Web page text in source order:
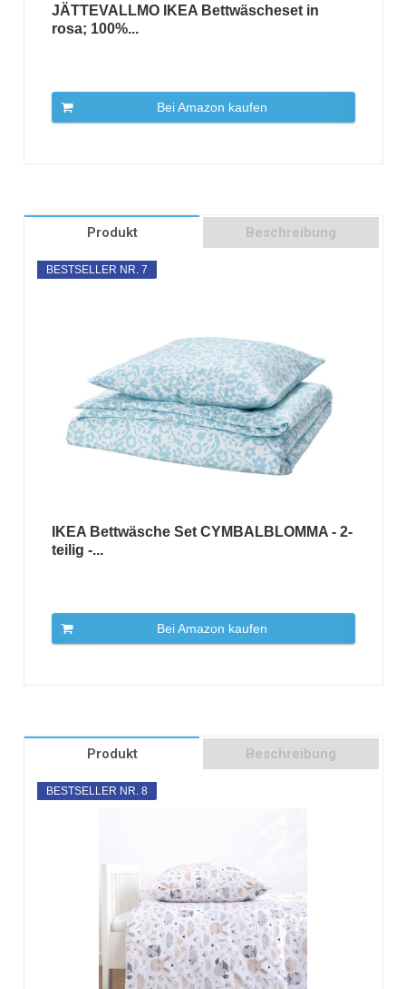
JÄTTEVALLMO IKEA Bettwäscheset in
rosa; 100%...
Bei Amazon kaufen
Produkt Beschreibung
BESTSELLER NR. 7
IKEA Bettwäsche Set CYMBALBLOMMA - 2-
teilig -...
Bei Amazon kaufen
Produkt Beschreibung
BESTSELLER NR. 8